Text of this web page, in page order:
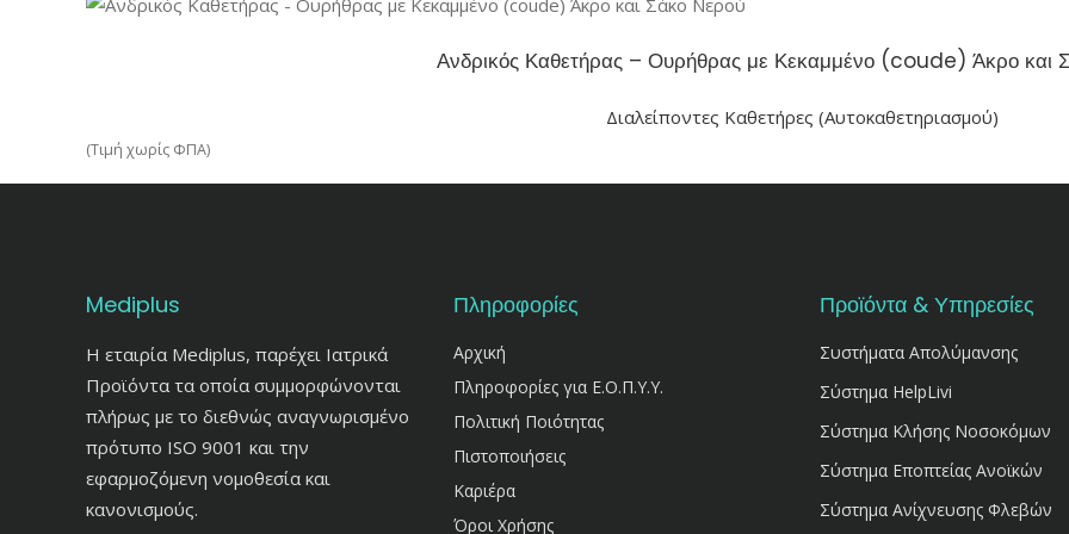
πολλαπλές
παραλλαγές.
να
επιλεγούν
στη
σελίδα
του
προϊόντος
Ανδρικός Καθετήρας – Ουρήθρας με Κεκαμμένο (coude) Άκρο και
Διαλείποντες Καθετήρες (Αυτοκαθετηριασμού)
(Τιμή χωρίς ΦΠΑ)
Mediplus
Η εταιρία Mediplus, παρέχει Ιατρικά
Προϊόντα τα οποία συμμορφώνονται
πλήρως με το διεθνώς αναγνωρισμένο
πρότυπο ISO 9001 και την
εφαρμοζόμενη νομοθεσία και
κανονισμούς.
Πληροφορίες
Αρχική
Πληροφορίες για Ε.Ο.Π.Υ.Υ.
Πολιτική Ποιότητας
Πιστοποιήσεις
Καριέρα
Όροι Χρήσης
Προϊόντα & Υπηρεσίες
Συστήματα Απολύμανσης
Σύστημα HelpLivi
Σύστημα Κλήσης Νοσοκόμων
Σύστημα Εποπτείας Ανοϊκών
Σύστημα Ανίχνευσης Φλεβών